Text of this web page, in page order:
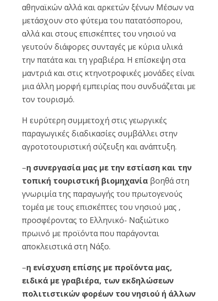
αθηναϊκών αλλά και αρκετών ξένων Μέσων να
μετάσχουν στο φύτεμα του πατατόσπορου,
αλλά και στους επισκέπτες του νησιού να
γευτούν διάφορες συνταγές με κύρια υλικά
την πατάτα και τη γραβιέρα. Η επίσκεψη στα
μαντριά και στις κτηνοτροφικές μονάδες είναι
μια άλλη μορφή εμπειρίας που συνδυάζεται με
τον τουρισμό.
Η ευρύτερη συμμετοχή στις γεωργικές
παραγωγικές διαδικασίες συμβάλλει στην
αγροτοτουριστική σύζευξη και ανάπτυξη.
–η συνεργασία μας με την εστίαση και την
τοπική τουριστική βιομηχανίαβοηθά στη
γνωριμία της παραγωγής του πρωτογενούς
τομέα με τους επισκέπτες του νησιού μας ,
προσφέροντας το Ελληνικό- Ναξιώτικο
πρωινό με προϊόντα που παράγονται
αποκλειστικά στη Νάξο.
–η ενίσχυση επίσης με προϊόντα μας,
ειδικά με γραβιέρα, των εκδηλώσεων
πολιτιστικών φορέων του νησιού ή άλλων